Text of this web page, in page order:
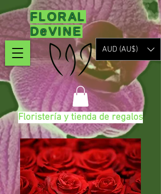
FLORAL
DeVINE
AUD (AU$)
Floristería y tienda de regalos